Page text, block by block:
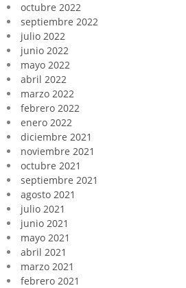
octubre 2022
septiembre 2022
julio 2022
junio 2022
mayo 2022
abril 2022
marzo 2022
febrero 2022
enero 2022
diciembre 2021
noviembre 2021
octubre 2021
septiembre 2021
agosto 2021
julio 2021
junio 2021
mayo 2021
abril 2021
marzo 2021
febrero 2021